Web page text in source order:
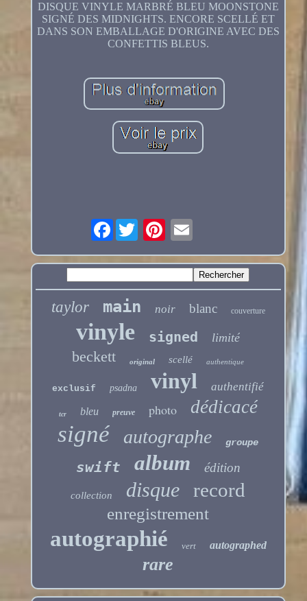
DISQUE VINYLE MARBRÉ BLEU MOONSTONE
SIGNÉ DES MIDNIGHTS. ENCORE SCELLÉ ET
DANS SON EMBALLAGE D'ORIGINE AVEC DES
CONFETTIS BLEUS.
Facebook
taylor main noir blanc couverture
vinyle signed limité
beckett original scellé authentique
exclusif psadna vinyl authentifié
tcr bleu preuve photo dédicacé
signé autographe groupe
swift album édition
collection disque record
enregistrement
autographié vert autographed
rare